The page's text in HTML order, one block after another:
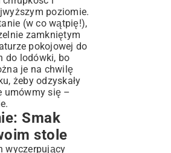
poziomie.
(w co wątpię!),
zamkniętym
pokojowej do
do lodówki, bo
je na chwilę
żeby odzyskały
umówmy się –
Smak
stole
wyczerpujący